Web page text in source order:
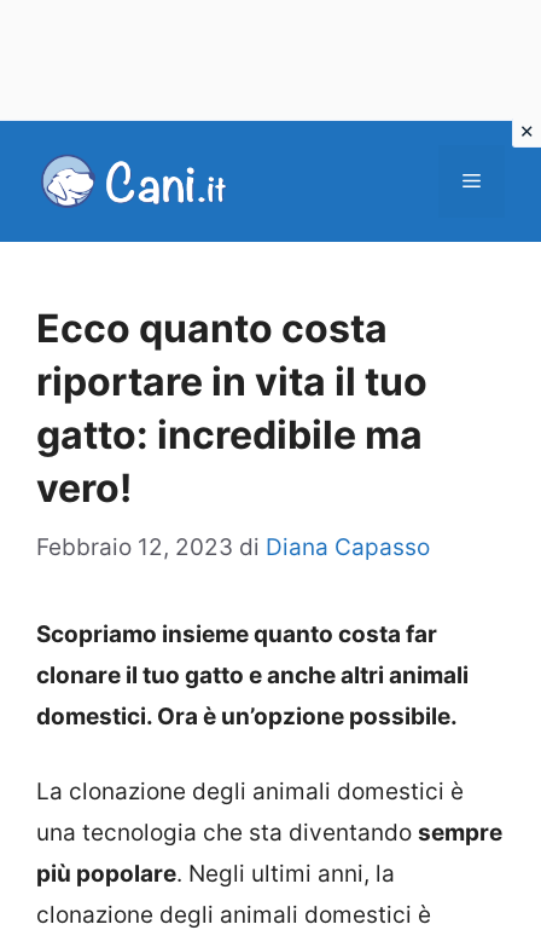
Menu
Ecco quanto costa
riportare in vita il tuo
gatto: incredibile ma
vero!
Febbraio 12, 2023 di Diana Capasso
Scopriamo insieme quanto costa far
clonare il tuo gatto e anche altri animali
domestici. Ora è un’opzione possibile.
La clonazione degli animali domestici è
una tecnologia che sta diventando sempre
più popolare. Negli ultimi anni, la
clonazione degli animali domestici è